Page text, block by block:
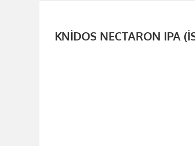
KNİDOS NECTARON IPA